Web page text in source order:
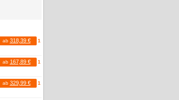
ab 318,39 € 1
ab 167,89 € 1
ab 329,99 € 1